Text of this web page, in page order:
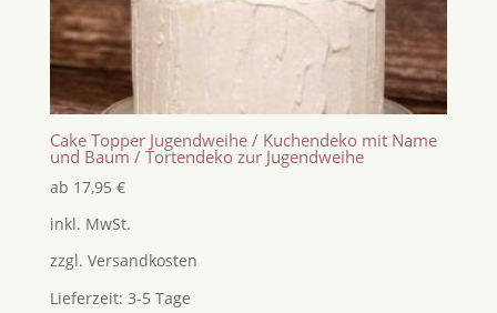
Cake Topper Jugendweihe / Kuchendeko mit Name
und Baum / Tortendeko zur Jugendweihe
ab 17,95 €
inkl. MwSt.
zzgl. Versandkosten
Lieferzeit: 3-5 Tage